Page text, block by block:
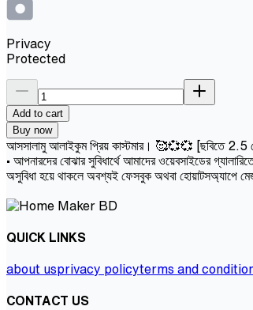
Privacy
Protected
Add to cart
Buy now
আসসালামু আলাইকুম প্রিয় কাস্টমার। 🥰💞💞 [ছবিতে 2.5
• আপনারদের বোঝার সুবিধার্থে আমাদের ওয়েবসাইডের
অসুবিধা হয়ে থাকলে অবশ্যই ফেসবুক অথবা হোয়াটসঅ্যাপে
QUICK LINKS
about usprivacy policyterms and
CONTACT US